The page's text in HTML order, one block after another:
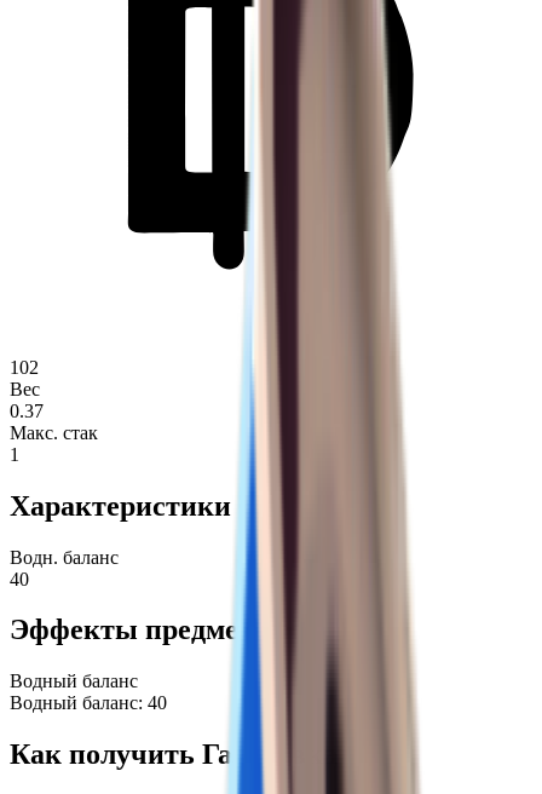
102
Вес
0.37
Макс. стак
1
Характеристики
Водн. баланс
40
Эффекты предмета
Водный баланс
Водный баланс: 40
Как получить Газировка